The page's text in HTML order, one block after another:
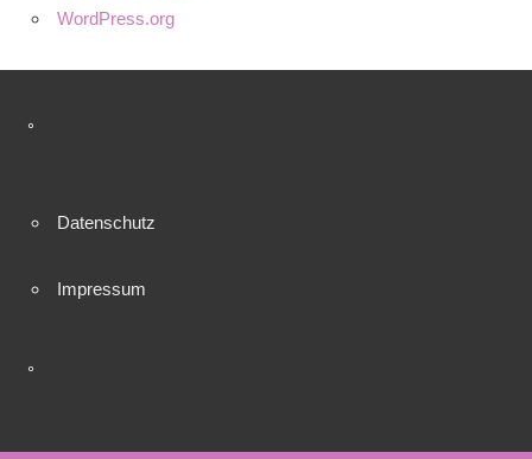
WordPress.org
°
Datenschutz
Impressum
°